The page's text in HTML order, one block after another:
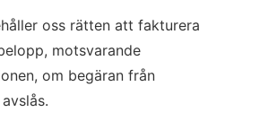
oss rätten att fakturera
motsvarande
om begäran från